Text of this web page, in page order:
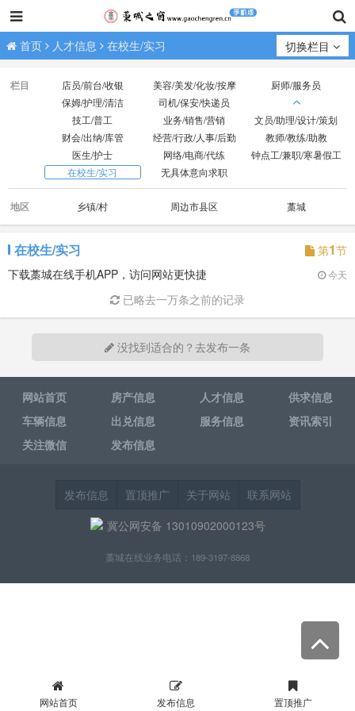
首页 人才信息 在校生/实习 切换栏目
栏目 店员/前台/收银 美容/美发/化妆/按摩
厨师/服务员
保姆/护理/清洁
司机/保安/快递员
技工/普工
业务/销售/营销
文员/助理/设计/策划
财会/出纳/库管
经营/行政/人事/后勤
教师/教练/助教
医生/护士
网络/电商/代练
钟点工/兼职/寒暑假工
在校生/实习
无具体意向求职
地区 乡镇/村 周边市县区 藁城
在校生/实习 第1节
下载藁城在线手机APP，访问网站更快捷
今天
已略去一万条之前的记录
没找到适合的？去发布一条
网站首页 房产信息 人才信息
供求信息
车辆信息
出兑信息 服务信息
资讯索引
关注微信
发布信息
发布信息 置顶推广 关于网站
联系网站
冀公网安备 13010902000123号
藁城在线业务电话：189-3197-8868
网站首页 发布信息 置顶推广